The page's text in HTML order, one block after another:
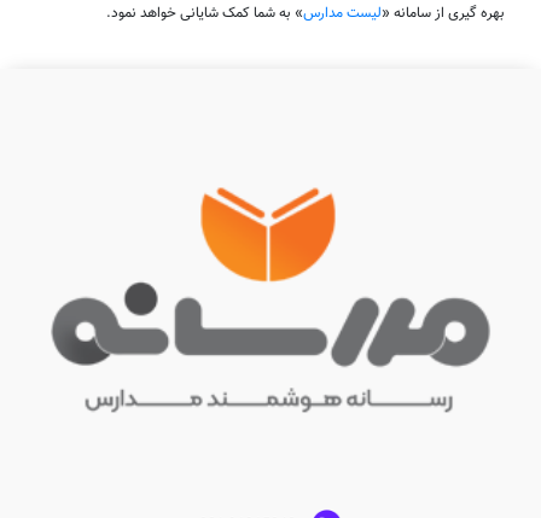
بهره گیری از سامانه «لیست مدارس» به شما کمک شایانی خواهد نمود.